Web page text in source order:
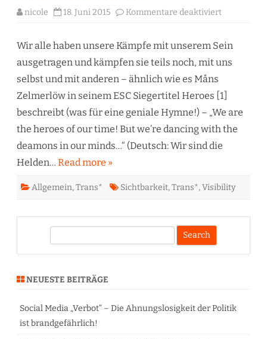
nicole 18. Juni 2015 Kommentare deaktiviert
Trans*
–
Es
Helden…
Wir alle haben unsere Kämpfe mit unserem Sein
ausgetragen und kämpfen sie teils noch, mit uns
selbst und mit anderen – ähnlich wie es Måns
Zelmerlöw in seinem ESC Siegertitel Heroes [1]
beschreibt (was für eine geniale Hymne!) – „We are
the heroes of our time! But we’re dancing with the
deamons in our minds…“ (Deutsch: Wir sind die
Helden… Read more »
Allgemein,Trans* Sichtbarkeit,Trans*,Visibility
r
h
NEUESTE BEITRÄGE
Social Media „Verbot“ – Die Ahnungslosigkeit der Politik
ist brandgefährlich!